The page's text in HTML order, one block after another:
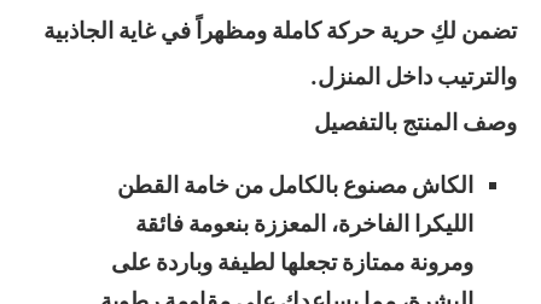
تضمن لكِ حرية حركة كاملة ومظهراً في غاية الجاذبية
والترتيب داخل المنزل.
وصف المنتج بالتفصيل
الكاش مصنوع بالكامل من خامة القطن
الليكرا الفاخرة، المعززة بنعومة فائقة
ومرونة ممتازة تجعلها لطيفة وباردة على